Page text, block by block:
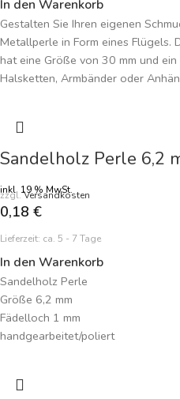
In den Warenkorb
Gestalten Sie Ihren eigenen
Metallperle in Form eines Flügels.
hat eine Größe von 30 mm und
Halsketten, Armbänder oder
Sandelholz Perle 6,2
inkl. 19 % MwSt.
zzgl.Versandkosten
0,18 €
Lieferzeit: ca. 5 - 7 Tage
In den Warenkorb
Sandelholz Perle
Größe 6,2 mm
Fädelloch 1 mm
handgearbeitet/poliert